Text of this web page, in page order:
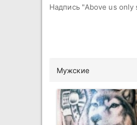
Надпись "Above us only
Мужские